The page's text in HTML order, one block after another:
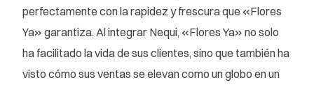
perfectamente con la rapidez y frescura que «Flores
Ya» garantiza. Al integrar Nequi, «Flores Ya» no solo
ha facilitado la vida de sus clientes, sino que también ha
visto cómo sus ventas se elevan como un globo en un